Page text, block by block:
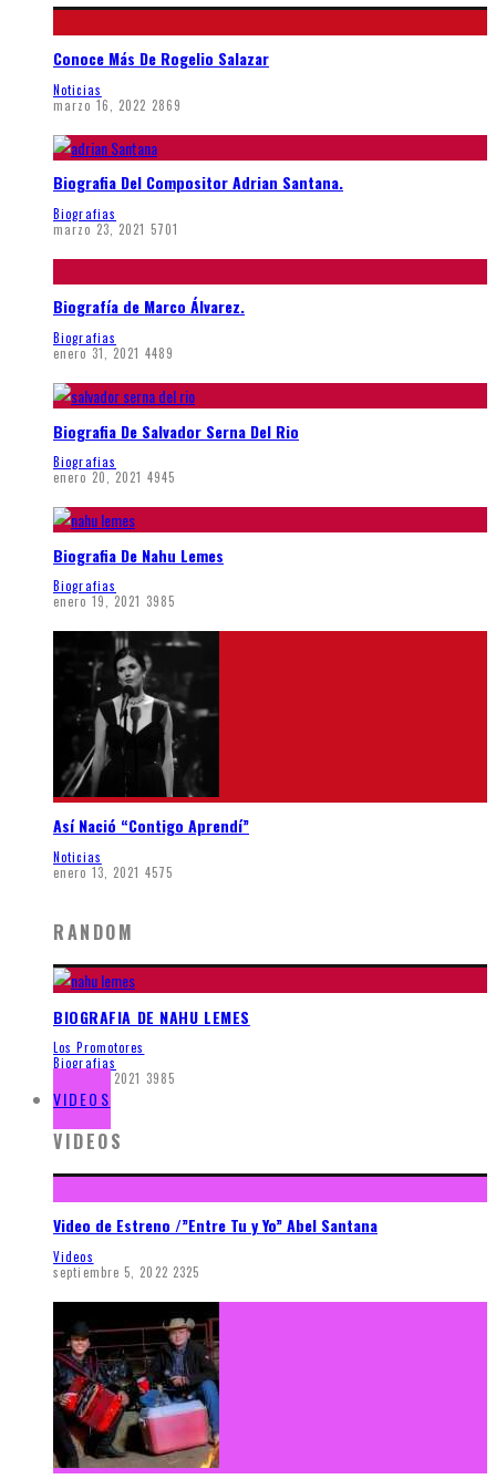
Conoce Más De Rogelio Salazar
Noticias
marzo 16, 2022 2869
Biografia Del Compositor Adrian Santana.
Biografias
marzo 23, 2021 5701
Biografía de Marco Álvarez.
Biografias
enero 31, 2021 4489
Biografia De Salvador Serna Del Rio
Biografias
enero 20, 2021 4945
Biografia De Nahu Lemes
Biografias
enero 19, 2021 3985
Así Nació “Contigo Aprendí”
Noticias
enero 13, 2021 4575
RANDOM
BIOGRAFIA DE NAHU LEMES
Los Promotores
Biografias
enero 19, 2021 3985
VIDEOS
VIDEOS
Video de Estreno /”Entre Tu y Yo” Abel Santana
Videos
septiembre 5, 2022 2325